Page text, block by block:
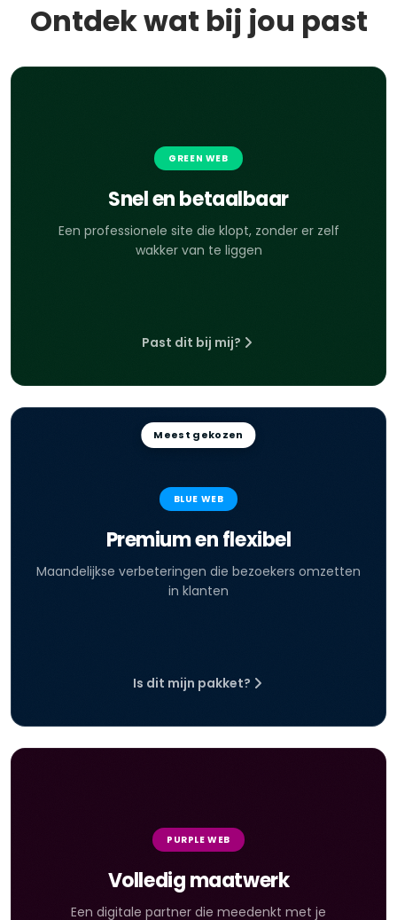
Ontdek wat bij jou past
GREEN WEB
Snel en betaalbaar
Een professionele site die klopt, zonder er zelf
wakker van te liggen
Past dit bij mij?
Meest gekozen
BLUE WEB
Premium en flexibel
Maandelijkse verbeteringen die bezoekers omzetten
in klanten
Is dit mijn pakket?
PURPLE WEB
Volledig maatwerk
Een digitale partner die meedenkt met je